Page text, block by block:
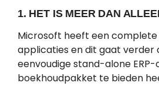
1. HET IS MEER DAN
Microsoft heeft een complete
applicaties en dit gaat verder
eenvoudige stand-alone
boekhoudpakket te bieden